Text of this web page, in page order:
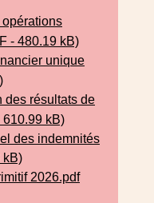
- 480.19 kB)
unique
des résultats de
610.99 kB)
des indemnités
kB)
2026.pdf